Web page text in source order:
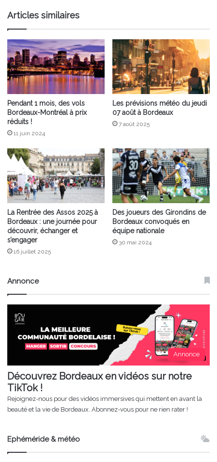
Articles similaires
Pendant 1 mois, des vols
Bordeaux-Montréal à prix
réduits !
11 juin 2024
Les prévisions météo du jeudi
07 août à Bordeaux
7 août 2025
La Rentrée des Assos 2025 à
Bordeaux : une journée pour
découvrir, échanger et
s’engager
16 juillet 2025
Des joueurs des Girondins de
Bordeaux convoqués en
équipe nationale
30 mai 2024
Annonce
Annonce
Découvrez Bordeaux en vidéos sur notre
TikTok !
Rejoignez-nous pour des vidéos immersives qui mettent en avant la
beauté et la vie de Bordeaux. Abonnez-vous pour ne rien rater !
Ephéméride & météo